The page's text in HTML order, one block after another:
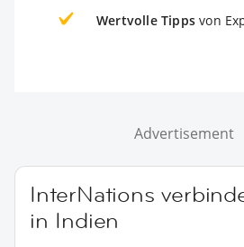
Wertvolle Tipps von
Advertisement
InterNations
in Indien